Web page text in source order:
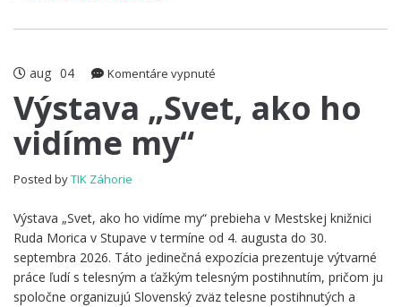
aug 04 Komentáre vypnuté
„Svet,
ako
Výstava „Svet, ako ho
vidíme my“
Posted byTIK Záhorie
Výstava „Svet, ako ho vidíme my“ prebieha v Mestskej knižnici
Ruda Morica v Stupave v termíne od 4. augusta do 30.
septembra 2026. Táto jedinečná expozícia prezentuje výtvarné
práce ľudí s telesným a ťažkým telesným postihnutím, pričom ju
spoločne organizujú Slovenský zväz telesne postihnutých a